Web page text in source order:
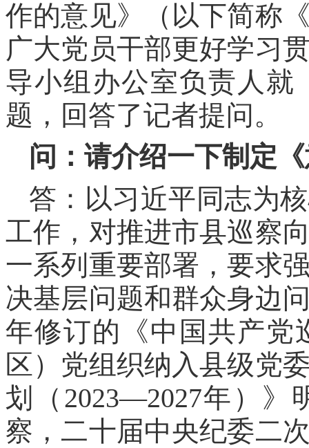
作的意见》（以下简称
广大党员干部更好学习
导小组办公室负责人就
题，回答了记者提问。
问：请介绍一下制定
答：以习近平同志为
工作，对推进市县巡察
一系列重要部署，要求
决基层问题和群众身边
年修订的《中国共产党
区）党组织纳入县级党
划（2023—2027年）》
察，二十届中央纪委二